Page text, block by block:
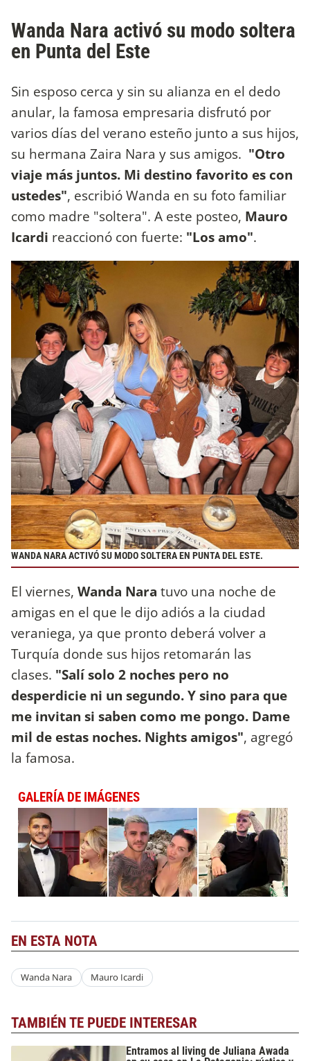
Wanda Nara activó su modo soltera
en Punta del Este
Sin esposo cerca y sin su alianza en el dedo
anular, la famosa empresaria disfrutó por
varios días del verano esteño junto a sus hijos,
su hermana Zaira Nara y sus amigos. "Otro
viaje más juntos. Mi destino favorito es con
ustedes", escribió Wanda en su foto familiar
como madre "soltera". A este posteo, Mauro
Icardi reaccionó con fuerte: "Los amo".
WANDA NARA ACTIVÓ SU MODO SOLTERA EN PUNTA DEL ESTE.
El viernes, Wanda Nara tuvo una noche de
amigas en el que le dijo adiós a la ciudad
veraniega, ya que pronto deberá volver a
Turquía donde sus hijos retomarán las
clases. "Salí solo 2 noches pero no
desperdicie ni un segundo. Y sino para que
me invitan si saben como me pongo. Dame
mil de estas noches. Nights amigos", agregó
la famosa.
GALERÍA DE IMÁGENES
EN ESTA NOTA
Wanda Nara Mauro Icardi
TAMBIÉN TE PUEDE INTERESAR
Entramos al living de Juliana Awada